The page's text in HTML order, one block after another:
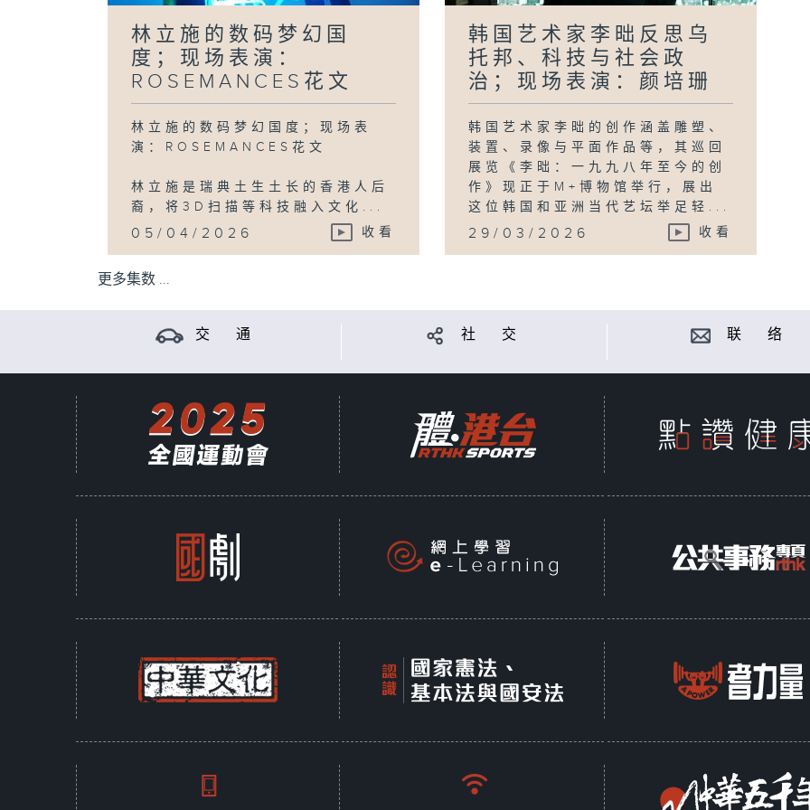
林立施的数码梦幻国
度；现场表演：
ROSEMANCES花文
林立施的数码梦幻国度；现场表
演：ROSEMANCES花文
林立施是瑞典土生土长的香港人后
裔，将3D扫描等科技融入文化...
05/04/2026 收看
韩国艺术家李昢反思乌
托邦、科技与社会政
治；现场表演：颜培珊
韩国艺术家李昢的创作涵盖雕塑、
装置、录像与平面作品等，其巡回
展览《李昢：一九九八年至今的创
作》现正于M+博物馆举行，展出
这位韩国和亚洲当代艺坛举足轻...
29/03/2026 收看
更多集数 ...
交 通 社 交 联 络